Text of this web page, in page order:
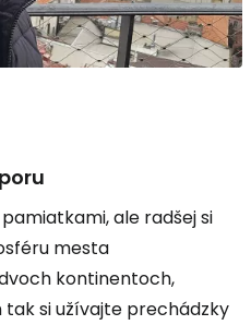
ale radšej si
mesta
kontinentoch,
tak si užívajte prechádzky